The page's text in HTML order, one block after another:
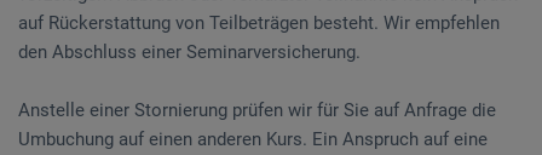
auf Rückerstattung von Teilbeträgen besteht. Wir empfehlen
den Abschluss einer Seminarversicherung.
Anstelle einer Stornierung prüfen wir für Sie auf Anfrage die
Umbuchung auf einen anderen Kurs. Ein Anspruch auf eine